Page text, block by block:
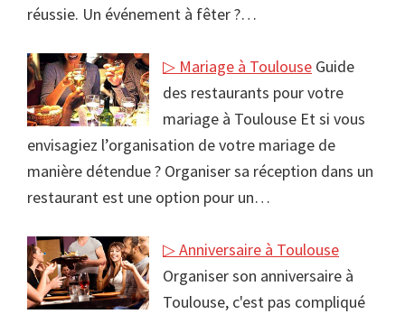
réussie. Un événement à fêter ?…
▷ Mariage à Toulouse Guide
des restaurants pour votre
mariage à Toulouse Et si vous
envisagiez l’organisation de votre mariage de
manière détendue ? Organiser sa réception dans un
restaurant est une option pour un…
▷ Anniversaire à Toulouse
Organiser son anniversaire à
Toulouse, c'est pas compliqué